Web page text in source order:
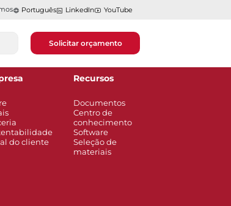
Português LinkedIn YouTube
Solicitar orçamento
do cliente
Recursos
Documentos
Centro de
conhecimento
Software
Seleção de
materiais